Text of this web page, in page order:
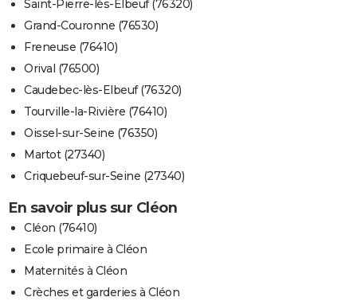
Saint-Pierre-lès-Elbeuf (76320)
Grand-Couronne (76530)
Freneuse (76410)
Orival (76500)
Caudebec-lès-Elbeuf (76320)
Tourville-la-Rivière (76410)
Oissel-sur-Seine (76350)
Martot (27340)
Criquebeuf-sur-Seine (27340)
En savoir plus sur Cléon
Cléon (76410)
Ecole primaire à Cléon
Maternités à Cléon
Crèches et garderies à Cléon